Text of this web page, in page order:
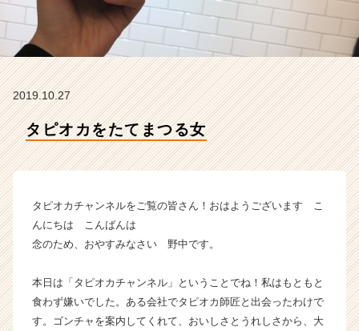
タ
イ
ム
ラ
ベ
ン
ャ
成
長
企
ら
ス
カ
2019.10.27
タピオカをたてまつる女
タピオカチャンネルをご覧の皆さん！おはようございます こ
んにちは こんばんは
念のため、おやすみなさい 野中です。
本日は「タピオカチャンネル」ということでね！私はもともと
食わず嫌いでした。ある会社でタピオカ師匠と出会ったわけで
す。ゴンチャを案内してくれて、おいしさとうれしさから、大